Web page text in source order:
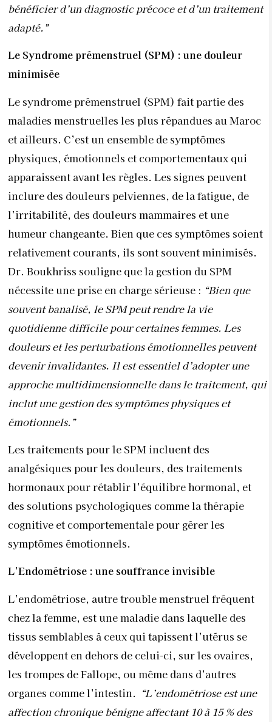
bénéficier d’un diagnostic précoce et d’un traitement
adapté.”
Le Syndrome prémenstruel (SPM) : une douleur
minimisée
Le syndrome prémenstruel (SPM) fait partie des
maladies menstruelles les plus répandues au Maroc
et ailleurs. C’est un ensemble de symptômes
physiques, émotionnels et comportementaux qui
apparaissent avant les règles. Les signes peuvent
inclure des douleurs pelviennes, de la fatigue, de
l’irritabilité, des douleurs mammaires et une
humeur changeante. Bien que ces symptômes soient
relativement courants, ils sont souvent minimisés.
Dr. Boukhriss souligne que la gestion du SPM
nécessite une prise en charge sérieuse : “Bien que
souvent banalisé, le SPM peut rendre la vie
quotidienne difficile pour certaines femmes. Les
douleurs et les perturbations émotionnelles peuvent
devenir invalidantes. Il est essentiel d’adopter une
approche multidimensionnelle dans le traitement, qui
inclut une gestion des symptômes physiques et
émotionnels.”
Les traitements pour le SPM incluent des
analgésiques pour les douleurs, des traitements
hormonaux pour rétablir l’équilibre hormonal, et
des solutions psychologiques comme la thérapie
cognitive et comportementale pour gérer les
symptômes émotionnels.
L’Endométriose : une souffrance invisible
L’endométriose, autre trouble menstruel fréquent
chez la femme, est une maladie dans laquelle des
tissus semblables à ceux qui tapissent l’utérus se
développent en dehors de celui-ci, sur les ovaires,
les trompes de Fallope, ou même dans d’autres
organes comme l’intestin. “L’endométriose est une
affection chronique bénigne affectant 10 à 15 % des